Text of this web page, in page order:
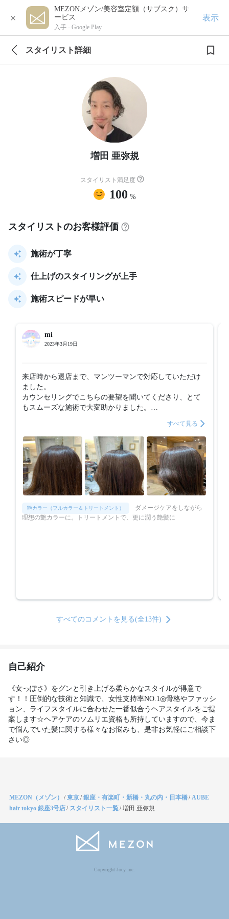
×
MEZONメゾン/美容室定額（サブスク）サ
ービス
入手 - Google Play
表示
スタイリスト詳細
増田 亜弥規
スタイリスト満足度
100 %
スタイリストのお客様評価
施術が丁寧
仕上げのスタイリングが上手
施術スピードが早い
mi
2023年3月19日
来店時から退店まで、マンツーマンで対応していただけ
ました。
カウンセリングでこちらの要望を聞いてくださり、とて
もスムーズな施術で大変助かりました。
けたのは初めてだったので、今後予定がある場合も予約
しやすいと感じました。
立地がとても良いのですが、行き方に記載のあるB5出口
がなくなっていたので少し迷ってしまったのと、ビルの
奥のエレベーターがわかりにくかったです。
すべて見る
艶カラー（フルカラー＆トリートメント）
理想の艶カラーに。トリートメントで、更に潤う艶髪に
すべてのコメントを見る(全13件)
自己紹介
《女っぽさ》をグンと引き上げる柔らかなスタイルが得意で
す！！圧倒的な技術と知識で、女性支持率NO.1◎骨格やファッシ
ョン、ライフスタイルに合わせた一番似合うヘアスタイルをご提
案します☆ヘアケアのソムリエ資格も所持していますので、今ま
で悩んでいた髪に関する様々なお悩みも、是非お気軽にご相談下
さい◎
MEZON（メゾン） /東京/銀座・有楽町・新橋・丸の内・日本橋/AUBE
hair tokyo 銀座3号店/ スタイリスト一覧/増田 亜弥規
Copyright Jocy inc.